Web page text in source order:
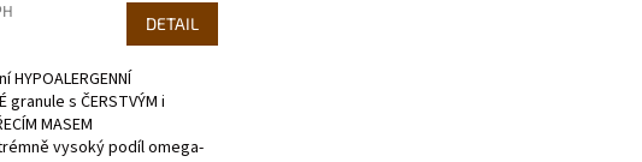
DETAIL
granule s ČERSTVÝM i
MASEM
vysoký podíl omega-